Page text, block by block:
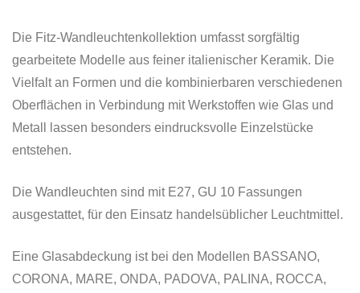
Die Fitz-Wandleuchtenkollektion umfasst sorgfältig
gearbeitete Modelle aus feiner italienischer Keramik. Die
Vielfalt an Formen und die kombinierbaren verschiedenen
Oberflächen in Verbindung mit Werkstoffen wie Glas und
Metall lassen besonders eindrucksvolle Einzelstücke
entstehen.
Die Wandleuchten sind mit E27, GU 10 Fassungen
ausgestattet, für den Einsatz handelsüblicher Leuchtmittel.
Eine Glasabdeckung ist bei den Modellen BASSANO,
CORONA, MARE, ONDA, PADOVA, PALINA, ROCCA,